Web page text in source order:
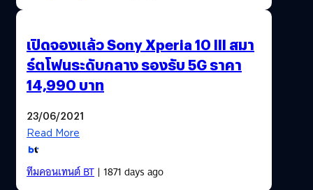
เปิดจองแล้ว Sony Xperia 10 III สมา
ร์ตโฟนระดับกลาง รองรับ 5G ราคา
14,990 บาท
23/06/2021
Read More
ทีมคอนเทนต์ BT| 1871 days ago